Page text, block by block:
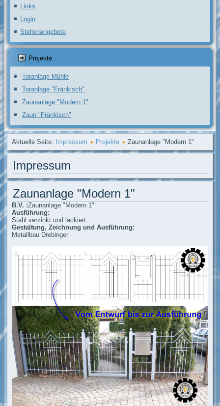
Links
Login
Stellenangebote
Projekte
Toranlage Mühle
Toranlage "Fränkisch"
Zaunanlage "Modern 1"
Zaun "Fränkisch"
Aktuelle Seite: Impressum Projekte Zaunanlage "Modern 1"
Impressum
Zaunanlage "Modern 1"
B.V. :Zaunanlage "Modern 1"
Ausführung:
Stahl verzinkt und lackiert
Gestaltung, Zeichnung und Ausführung:
Metallbau Drebinger